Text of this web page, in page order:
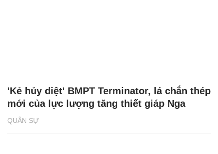
QUÂN SỰ
'Kẻ hủy diệt' BMPT Terminator, lá chắn thép
mới của lực lượng tăng thiết giáp Nga